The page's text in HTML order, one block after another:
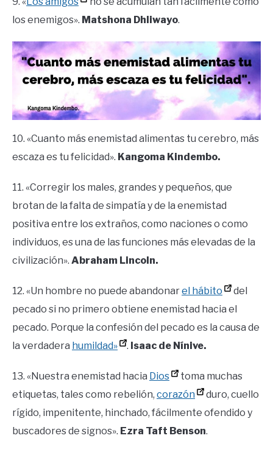
los enemigos». Matshona Dhliwayo.
10. «Cuanto más enemistad alimentas tu cerebro, más
escaza es tu felicidad». Kangoma Kindembo.
11. «Corregir los males, grandes y pequeños, que
brotan de la falta de simpatía y de la enemistad
positiva entre los extraños, como naciones o como
individuos, es una de las funciones más elevadas de la
civilización». Abraham Lincoln.
12. «Un hombre no puede abandonarel hábito
del
pecado si no primero obtiene enemistad hacia el
pecado. Porque la confesión del pecado es la causa de
la verdadera humildad» . Isaac de Nínive.
13. «Nuestra enemistad hacia Dios
toma muchas
etiquetas, tales como rebelión, corazón
duro, cuello
rígido, impenitente, hinchado, fácilmente ofendido y
buscadores de signos». Ezra Taft Benson.